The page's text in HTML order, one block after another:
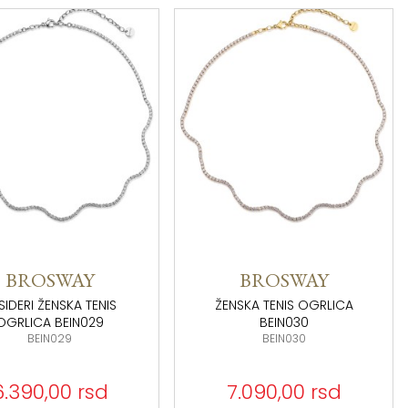
BROSWAY
ŽENSKA TENIS
BEIN029
BEIN029
rsd
BROSWAY
ŽENSKA TENIS OGRLICA
BEIN030
BEIN030
7.090,00 rsd